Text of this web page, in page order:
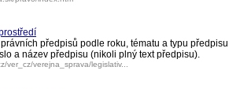
předpisů podle roku, tématu a typu
a název předpisu (nikoli plný text předpisu).
ver_cz/verejna_sprava/legislativ...